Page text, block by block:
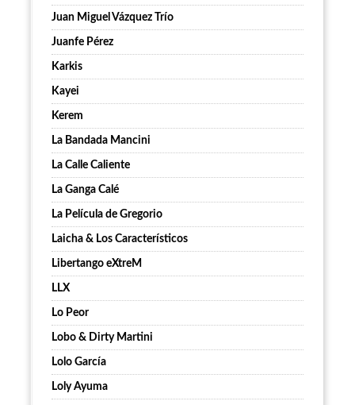
Juan Miguel Vázquez Trío
Juanfe Pérez
Karkis
Kayei
Kerem
La Bandada Mancini
La Calle Caliente
La Ganga Calé
La Película de Gregorio
Laicha & Los Característicos
Libertango eXtreM
LLX
Lo Peor
Lobo & Dirty Martini
Lolo García
Loly Ayuma